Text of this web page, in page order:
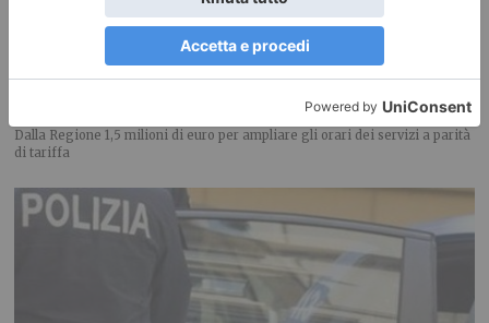
Nuovi orari Nidi comunali: coinvolti 77 Comuni piemontesi
Dalla Regione 1,5 milioni di euro per ampliare gli orari dei servizi a parità
di tariffa